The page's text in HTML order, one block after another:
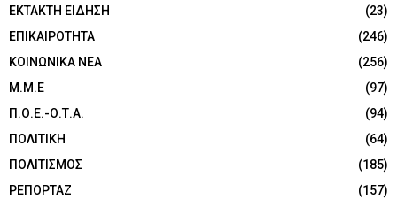
ΕΚΤΑΚΤΗ ΕΙΔΗΣΗ
(23)
ΕΠΙΚΑΙΡΟΤΗΤΑ
(246)
ΚΟΙΝΩΝΙΚΑ ΝΕΑ
(256)
Μ.Μ.Ε
(97)
Π.Ο.Ε.-Ο.Τ.Α.
(94)
ΠΟΛΙΤΙΚΗ
(64)
ΠΟΛΙΤΙΣΜΟΣ
(185)
ΡΕΠΟΡΤΑΖ
(157)